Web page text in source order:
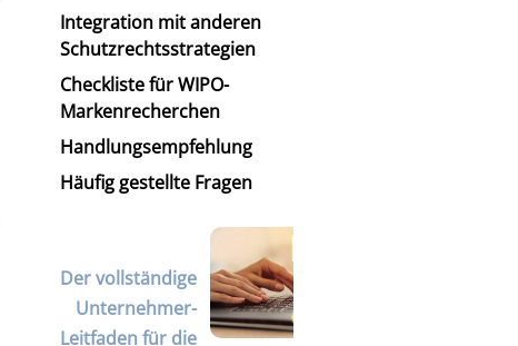
Integration mit anderen
Schutzrechtsstrategien
Checkliste für WIPO-
Markenrecherchen
Handlungsempfehlung
Häufig gestellte Fragen
Der vollständige
Unternehmer-
Leitfaden für die